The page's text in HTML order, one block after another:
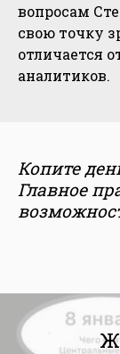
вопросам
свою точку
отличается
аналитиков.
Копите
Главное